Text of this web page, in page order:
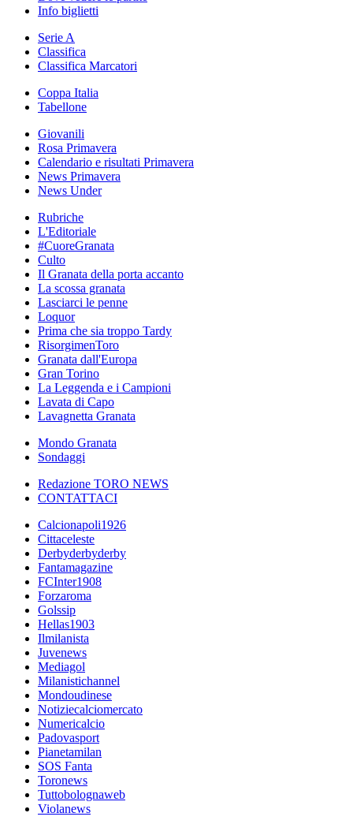
Info biglietti
Serie A
Classifica
Classifica Marcatori
Coppa Italia
Tabellone
Giovanili
Rosa Primavera
Calendario e risultati Primavera
News Primavera
News Under
Rubriche
L'Editoriale
#CuoreGranata
Culto
Il Granata della porta accanto
La scossa granata
Lasciarci le penne
Loquor
Prima che sia troppo Tardy
RisorgimenToro
Granata dall'Europa
Gran Torino
La Leggenda e i Campioni
Lavata di Capo
Lavagnetta Granata
Mondo Granata
Sondaggi
Redazione TORO NEWS
CONTATTACI
Calcionapoli1926
Cittaceleste
Derbyderbyderby
Fantamagazine
FCInter1908
Forzaroma
Golssip
Hellas1903
Ilmilanista
Juvenews
Mediagol
Milanistichannel
Mondoudinese
Notiziecalciomercato
Numericalcio
Padovasport
Pianetamilan
SOS Fanta
Toronews
Tuttobolognaweb
Violanews